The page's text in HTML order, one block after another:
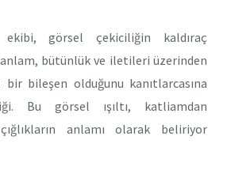
ekibi, görsel çekiciliğin kaldıraç
anlam, bütünlük ve iletileri üzerinden
bileşen olduğunu kanıtlarcasına
Bu görsel ışıltı, katliamdan
anlamı olarak beliriyor